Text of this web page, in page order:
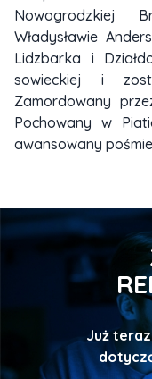
Nowogrodzkiej
Władysławie
Lidzbarka i
sowieckiej i
Zamordowany
Pochowany w
awansowany
Już